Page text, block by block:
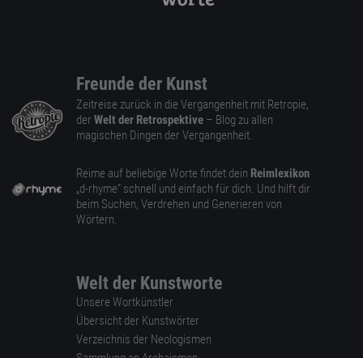
Freunde der Kunst
Zeitreise zurück in die Vergangenheit mit Retropie,
der Welt der Retrospektive – Blog zu allen
magischen Dingen der Vergangenheit.
Reime auf beliebige Worte findet dein Reimlexikon
„d-rhyme” schnell und einfach für dich. Und hilft dir
beim Suchen, Verdrehen und Generieren von
Wörtern.
Welt der Kunstworte
Unsere Wortkünstler
Übersicht der Kunstwörter
Verzeichnis der Neologismen